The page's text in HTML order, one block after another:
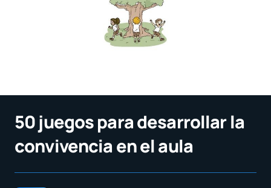
50 juegos para desarrollar la
convivencia en el aula